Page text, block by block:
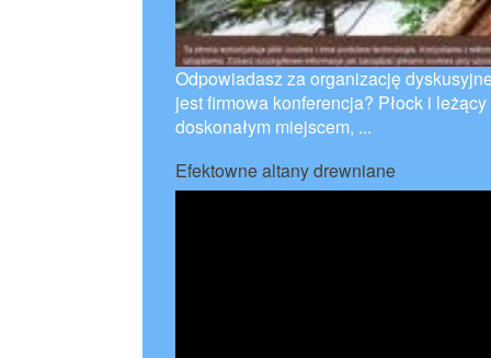
Odpowiadasz za organizację
jest firmowa konferencja? Płock i
doskonałym miejscem, ...
Efektowne altany drewniane